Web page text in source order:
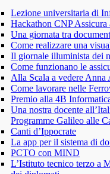
Lezione universitaria di
Hackathon CNP Assicura
Una giornata tra
Come realizzare una
Il giornale illuminista dei
Come funzionano le
Alla Scala a vedere Anna
Come lavorare nelle
Premio alla 4B
Una nostra docente
Programme Galileo alle
Canti d’Ippocrate
La app per il sistema di
PCTO con MIND
L’Istituto tecnico terzo a